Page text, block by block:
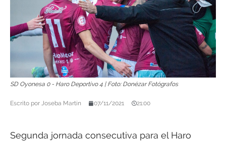
SD Oyonesa 0 - Haro Deportivo 4 | Foto: Donézar Fotógrafos
Escrito por Joseba Martín 07/11/2021 21:00
Segunda jornada consecutiva para el Haro